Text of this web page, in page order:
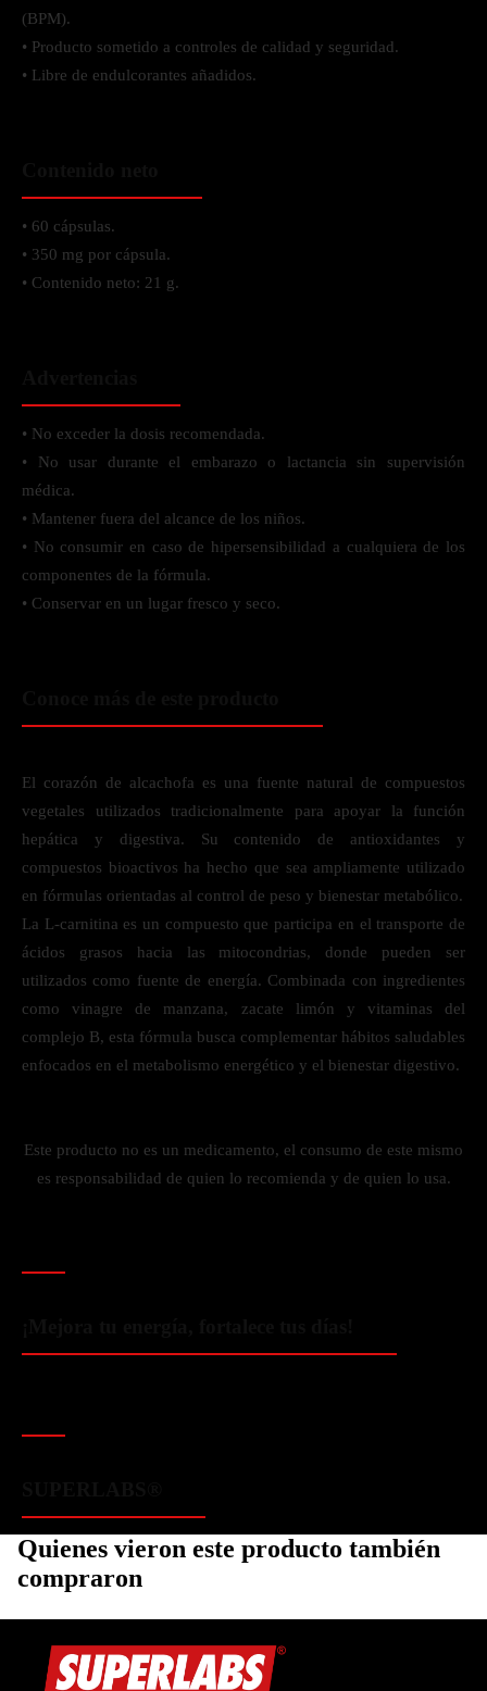
(BPM).
• Producto sometido a controles de calidad y seguridad.
• Libre de endulcorantes añadidos.
• 60 cápsulas.
• 350 mg por cápsula.
• Contenido neto: 21 g.
• No exceder la dosis recomendada.
• No usar durante el embarazo o lactancia sin supervisión
médica.
• Mantener fuera del alcance de los niños.
• No consumir en caso de hipersensibilidad a cualquiera de los
componentes de la fórmula.
• Conservar en un lugar fresco y seco.
El corazón de alcachofa es una fuente natural de compuestos
vegetales utilizados tradicionalmente para apoyar la función
hepática y digestiva. Su contenido de antioxidantes y
compuestos bioactivos ha hecho que sea ampliamente utilizado
en fórmulas orientadas al control de peso y bienestar metabólico.
La L-carnitina es un compuesto que participa en el transporte de
ácidos grasos hacia las mitocondrias, donde pueden ser
utilizados como fuente de energía. Combinada con ingredientes
como vinagre de manzana, zacate limón y vitaminas del
complejo B, esta fórmula busca complementar hábitos saludables
enfocados en el metabolismo energético y el bienestar digestivo.
Este producto no es un medicamento, el consumo de este mismo
es responsabilidad de quien lo recomienda y de quien lo usa.
Quienes vieron este producto también
compraron